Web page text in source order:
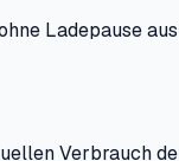
Ladepause
Verbrauch